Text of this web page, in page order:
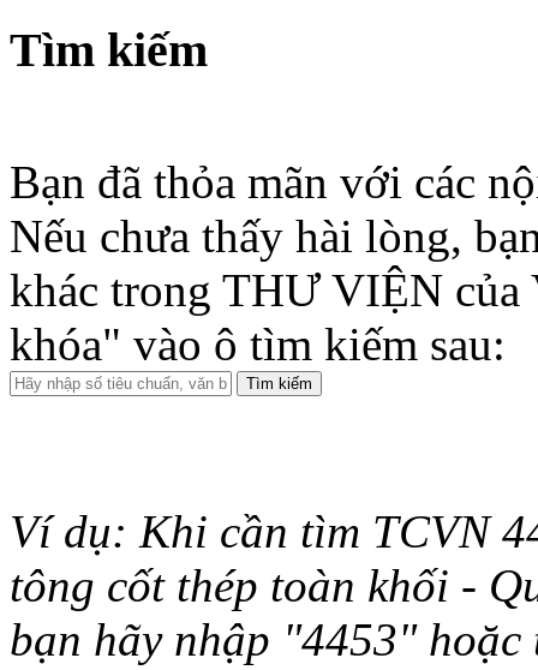
Tìm kiếm
Bạn đã thỏa mãn với các
Nếu chưa thấy hài lòng,
khác trong THƯ VIỆN của
khóa" vào ô tìm kiếm sau:
Ví dụ: Khi cần tìm TCVN
tông cốt thép toàn khối -
bạn hãy nhập "4453"